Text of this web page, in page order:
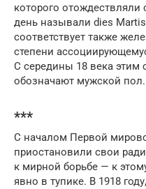
которого
день называли dies
соответствует также
степени
С середины 18 века этим
обозначают мужской пол.
***
С началом Первой
приостановили свои
к мирной борьбе — к
явно в тупике. В 1918